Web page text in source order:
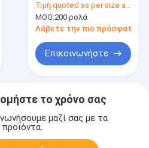
αλκαλικού νήματος
με πάχος 0,13 mm
Τιμή:quoted as per size and quantity
MOQ:200 ρολά
Λάβετε την πιο πρόσφατη
Επικοινωνήστε
το χρόνο σας
μαζί σας με τα